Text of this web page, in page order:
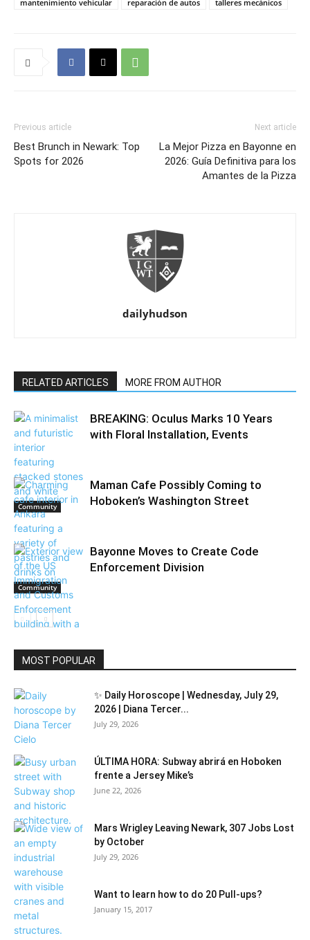
mantenimiento vehicular reparación de autos talleres mecánicos
Previous article
Best Brunch in Newark: Top
Spots for 2026
Next article
La Mejor Pizza en Bayonne en
2026: Guía Definitiva para los
Amantes de la Pizza
dailyhudson
RELATED ARTICLES MORE FROM AUTHOR
Community
BREAKING: Oculus Marks 10 Years
with Floral Installation, Events
Community
Maman Cafe Possibly Coming to
Hoboken’s Washington Street
Bayonne Moves to Create Code
Enforcement Division
MOST POPULAR
✨ Daily Horoscope | Wednesday, July 29,
2026 | Diana Tercer...
July 29, 2026
ÚLTIMA HORA: Subway abrirá en Hoboken
frente a Jersey Mike’s
June 22, 2026
Mars Wrigley Leaving Newark, 307 Jobs Lost
by October
July 29, 2026
Want to learn how to do 20 Pull-ups?
January 15, 2017